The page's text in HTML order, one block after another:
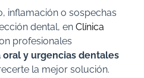
inflamación o sospechas
dental, en Clínica
profesionales
oral y urgencias dentales
la mejor solución.